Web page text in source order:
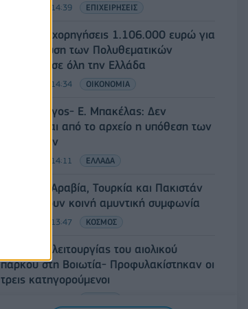
07/08/2026 - 14:39 ΕΠΙΧΕΙΡΗΣΕΙΣ
ΥΠΠΟ: Επιχορηγήσεις 1.106.000 ευρώ για
την ενίσχυση των Πολυθεματικών
Φεστιβάλ σε όλη την Ελλάδα
07/08/2026 - 14:34 ΟΙΚΟΝΟΜΙΑ
Άρειος Πάγος- Ε. Μπακέλας: Δεν
ανασύρεται από το αρχείο η υπόθεση των
υποκλοπών
07/08/2026 - 14:11 ΕΛΛΑΔΑ
Σαουδική Αραβία, Τουρκία και Πακιστάν
υπογράφουν κοινή αμυντική συμφωνία
07/08/2026 - 13:47 ΚΟΣΜΟΣ
Αναστολή λειτουργίας του αιολικού
πάρκου στη Βοιωτία- Προφυλακίστηκαν οι
τρεις κατηγορούμενοι